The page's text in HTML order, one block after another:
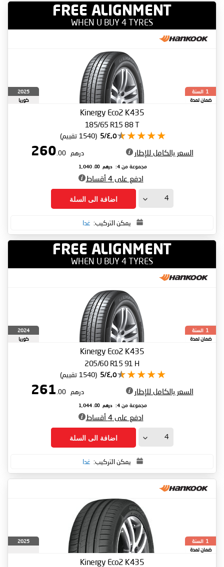
FREE ALIGNMENT
WHEN U BUY 4 TYRES
1 السنة
ضمان لمدة
2025
كوريا
Kinergy Eco2 K435
185/65 R15 88 T
٤٫٥/5 (1540 تقييم)
السعر بالكامل للإطار درهم 260
.00
مجموعة من 4: درهم 1,040
.00
ادفع على 4 أقساط
اضافة الى السلة
يمكن التركيب: غدا
FREE ALIGNMENT
WHEN U BUY 4 TYRES
1 السنة
ضمان لمدة
2024
كوريا
Kinergy Eco2 K435
205/60 R15 91 H
٤٫٥/5 (1540 تقييم)
السعر بالكامل للإطار درهم 261
.00
مجموعة من 4: درهم 1,044
.00
ادفع على 4 أقساط
اضافة الى السلة
يمكن التركيب: غدا
1 السنة
ضمان لمدة
2025
Kinergy Eco2 K435